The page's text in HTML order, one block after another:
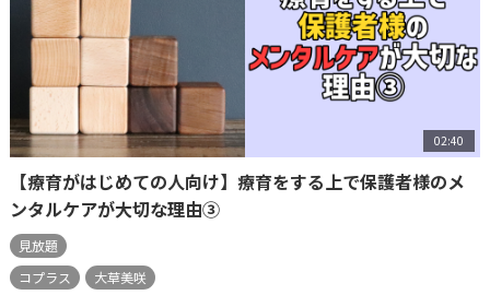
02:40
【療育がはじめての人向け】療育をする上で保護者様のメ
ンタルケアが大切な理由③
見放題
コプラス
大草美咲